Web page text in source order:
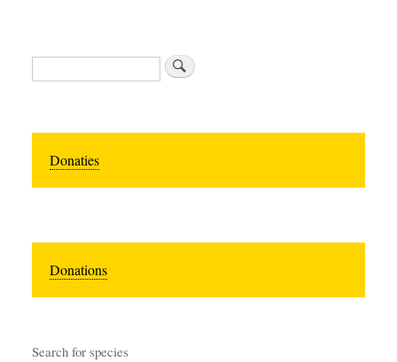
Zoeken
Donaties
Donations
Search for species